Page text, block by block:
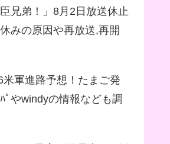
兄弟！」8月2日放送休止
みの原因や再放送,再開
米軍進路予想！たまご発
ﾟやwindyの情報なども調